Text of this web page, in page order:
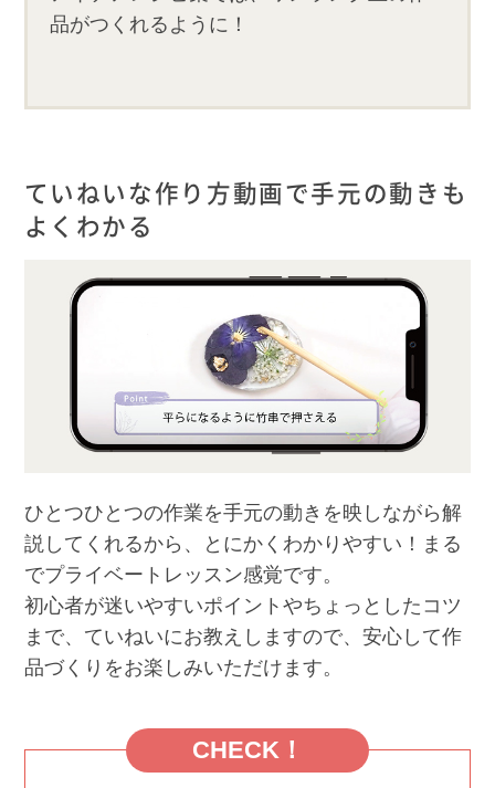
品がつくれるように！
ていねいな作り方動画で手元の動きも
よくわかる
ひとつひとつの作業を手元の動きを映しながら解
説してくれるから、とにかくわかりやすい！まる
でプライベートレッスン感覚です。
初心者が迷いやすいポイントやちょっとしたコツ
まで、ていねいにお教えしますので、安心して作
品づくりをお楽しみいただけます。
CHECK！